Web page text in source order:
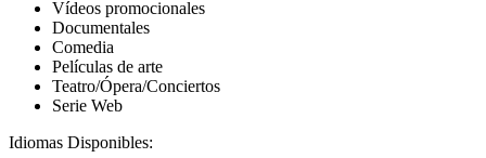
Vídeos promocionales
Documentales
Comedia
Películas de arte
Teatro/Ópera/Conciertos
Serie Web
Idiomas Disponibles: